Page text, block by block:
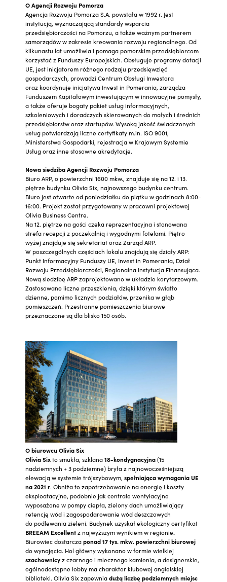
O Agencji Rozwoju Pomorza
Agencja Rozwoju Pomorza S.A. powstała w 1992 r. Jest
instytucją, wyznaczającą standardy wsparcia
przedsiębiorczości na Pomorzu, a także ważnym partnerem
samorządów w zakresie kreowania rozwoju regionalnego. Od
kilkunastu lat umożliwia i pomaga pomorskim przedsiębiorcom
korzystać z Funduszy Europejskich. Obsługuje programy dotacji
UE, jest inicjatorem różnego rodzaju przedsięwzięć
gospodarczych, prowadzi Centrum Obsługi Inwestora
oraz koordynuje inicjatywa Invest in Pomerania, zarządza
Funduszem Kapitałowym inwestującym w innowacyjne pomysły,
a także oferuje bogaty pakiet usług informacyjnych,
szkoleniowych i doradczych skierowanych do małych i średnich
przedsiębiorstw oraz startupów. Wysoką jakość świadczonych
usług potwierdzają liczne certyfikaty m.in. ISO 9001,
Ministerstwa Gospodarki, rejestracja w Krajowym Systemie
Usług oraz inne stosowne akredytacje.
Nowa siedziba Agencji Rozwoju Pomorza
Biuro ARP, o powierzchni 1600 mkw., znajduje się na 12. i 13.
piętrze budynku Olivia Six, najnowszego budynku centrum.
Biuro jest otwarte od poniedziałku do piątku w godzinach 8:00-
16:00. Projekt został przygotowany w pracowni projektowej
Olivia Business Centre.
Na 12. piętrze na gości czeka reprezentacyjna i stonowana
strefa recepcji z poczekalnią i wygodnymi fotelami. Piętro
wyżej znajduje się sekretariat oraz Zarząd ARP.
W poszczególnych częściach lokalu znajdują się działy ARP:
Punkt Informacyjny Funduszy UE, Invest in Pomerania, Dział
Rozwoju Przedsiębiorczości, Regionalna Instytucja Finansująca.
Nową siedzibę ARP zaprojektowano w układzie korytarzowym.
Zastosowano liczne przeszklenia, dzięki którym światło
dzienne, pomimo licznych podziałów, przenika w głąb
pomieszczeń. Przestronne pomieszczenia biurowe
przeznaczone są dla blisko 150 osób.
O biurowcu Olivia Six
Olivia Sixto smukła, szklana18-kondygnacyjna(15
nadziemnych + 3 podziemne) bryła z najnowocześniejszą
elewacją w systemie trójszybowym, spełniająca wymagania UE
na 2021 r. Obniża to zapotrzebowanie na energię i koszty
eksploatacyjne, podobnie jak centrale wentylacyjne
wyposażone w pompy ciepła, zielony dach umożliwiający
retencję wód i zagospodarowanie wód deszczowych
do podlewania zieleni. Budynek uzyskał ekologiczny certyfikat
BREEAM Excellentz najwyższym wynikiem w regionie.
Biurowiec dostarczaponad17 tys. mkw. powierzchni biurowej
do wynajęcia. Hol główny wykonano w formie wielkiej
szachownicyz czarnego i mlecznego kamienia, a designerskie,
ogólnodostępne lobby ma charakter klubowej angielskiej
biblioteki. Olivia Six zapewniadużą liczbę podziemnych miejsc